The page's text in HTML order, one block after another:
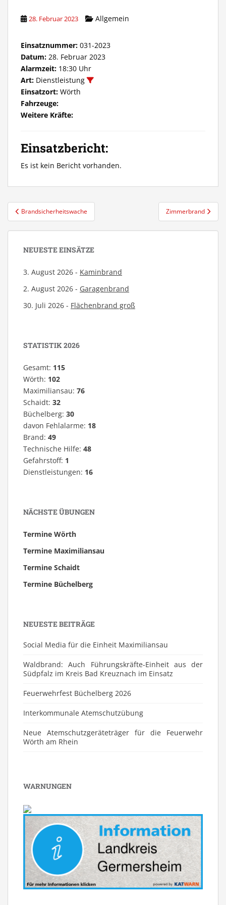
28. Februar 2023 Allgemein
Einsatznummer: 031-2023
Datum: 28. Februar 2023
Alarmzeit: 18:30 Uhr
Art: Dienstleistung
Einsatzort: Wörth
Fahrzeuge:
Weitere Kräfte:
Einsatzbericht:
Es ist kein Bericht vorhanden.
Beitragsnavigation
Brandsicherheitswache Zimmerbrand
NEUESTE EINSÄTZE
3. August 2026 - Kaminbrand
2. August 2026 - Garagenbrand
30. Juli 2026 - Flächenbrand groß
STATISTIK 2026
Gesamt: 115
Wörth: 102
Maximiliansau: 76
Schaidt: 32
Büchelberg: 30
davon Fehlalarme: 18
Brand: 49
Technische Hilfe: 48
Gefahrstoff: 1
Dienstleistungen: 16
NÄCHSTE ÜBUNGEN
Termine Wörth
Termine Maximiliansau
Termine Schaidt
Termine Büchelberg
NEUESTE BEITRÄGE
Social Media für die Einheit Maximiliansau
Waldbrand: Auch Führungskräfte-Einheit aus der
Südpfalz im Kreis Bad Kreuznach im Einsatz
Feuerwehrfest Büchelberg 2026
⁠Interkommunale Atemschutzübung
Neue Atemschutzgeräteträger für die Feuerwehr
Wörth am Rhein
WARNUNGEN